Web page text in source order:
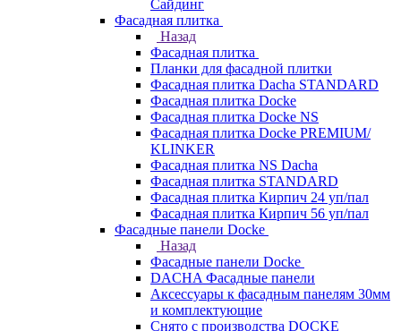
Сайдинг
Фасадная плитка
Назад
Фасадная плитка
Планки для фасадной плитки
Фасадная плитка Dacha STANDARD
Фасадная плитка Docke
Фасадная плитка Docke NS
Фасадная плитка Docke PREMIUM/
KLINKER
Фасадная плитка NS Dacha
Фасадная плитка STANDARD
Фасадная плитка Кирпич 24 уп/пал
Фасадная плитка Кирпич 56 уп/пал
Фасадные панели Docke
Назад
Фасадные панели Docke
DACHA Фасадные панели
Аксессуары к фасадным панелям 30мм
и комплектующие
Снято с производства DOCKE